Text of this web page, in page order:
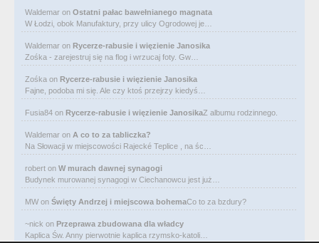
Waldemar on Ostatni pałac bawełnianego magnata
W Łodzi, obok Manufaktury, przy ulicy Ogrodowej je…
Waldemar on Rycerze-rabusie i więzienie Janosika
Zośka - zarejestruj się na flog i wrzucaj foty. Gw…
Zośka on Rycerze-rabusie i więzienie Janosika
Fajne, podoba mi się. Ale czy ktoś przejrzy kiedyś…
Fusia84 on Rycerze-rabusie i więzienie JanosikaZ albumu rodzinnego.
Waldemar on A co to za tabliczka?
Na Słowacji w miejscowości Rajecké Teplice , na śc…
robert on W murach dawnej synagogi
Budynek murowanej synagogi w Ciechanowcu jest już…
MW on Święty Andrzej i miejscowa bohemaCo to za bzdury?
~nick on Przeprawa zbudowana dla władcy
Kaplica Św. Anny pierwotnie kaplica rzymsko-katoli…